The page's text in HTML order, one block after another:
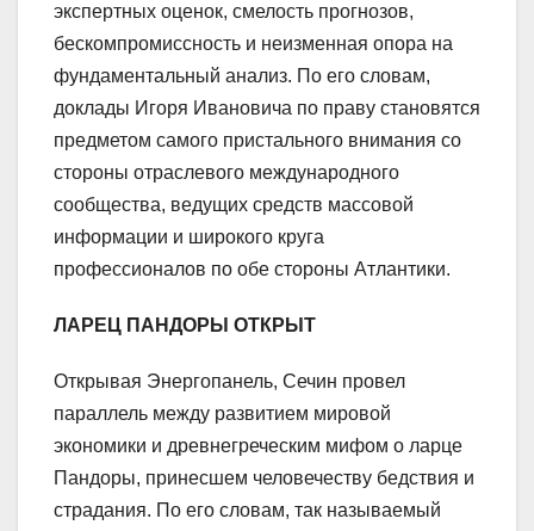
экспертных оценок, смелость прогнозов,
бескомпромиссность и неизменная опора на
фундаментальный анализ. По его словам,
доклады Игоря Ивановича по праву становятся
предметом самого пристального внимания со
стороны отраслевого международного
сообщества, ведущих средств массовой
информации и широкого круга
профессионалов по обе стороны Атлантики.
ЛАРЕЦ ПАНДОРЫ ОТКРЫТ
Открывая Энергопанель, Сечин провел
параллель между развитием мировой
экономики и древнегреческим мифом о ларце
Пандоры, принесшем человечеству бедствия и
страдания. По его словам, так называемый